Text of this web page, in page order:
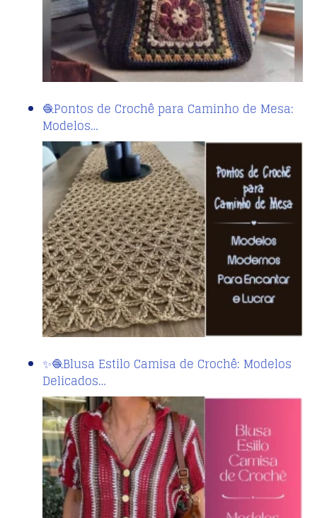
🧶Pontos de Crochê para Caminho de Mesa:
Modelos…
✨🧶Blusa Estilo Camisa de Crochê: Modelos
Delicados…